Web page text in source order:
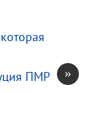
»
ПМР